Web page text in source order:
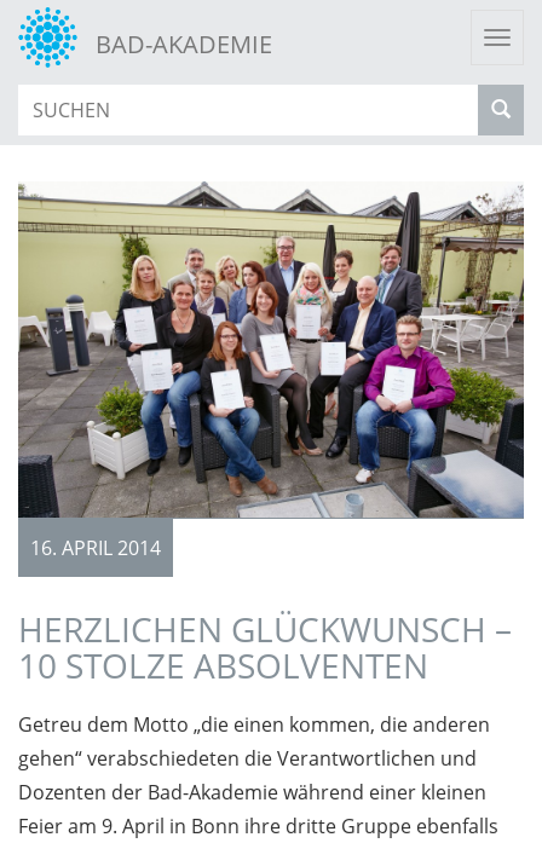
BAD-AKADEMIE
16. APRIL 2014
HERZLICHEN GLÜCKWUNSCH –
10 STOLZE ABSOLVENTEN
Getreu dem Motto „die einen kommen, die anderen
gehen“ verabschiedeten die Verantwortlichen und
Dozenten der Bad-Akademie während einer kleinen
Feier am 9. April in Bonn ihre dritte Gruppe ebenfalls